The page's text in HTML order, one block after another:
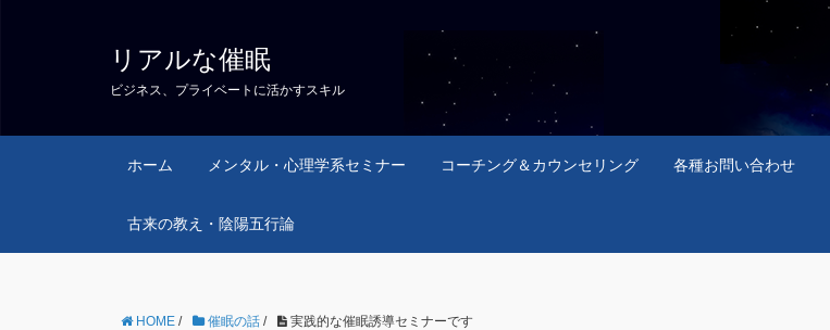
リアルな催眠
ビジネス、プライベートに活かすスキル
ホーム メンタル・心理学系セミナー コーチング＆カウンセリング 各種お問い合わせ
古来の教え・陰陽五行論
HOME / 催眠の話 / 実践的な催眠誘導セミナーです